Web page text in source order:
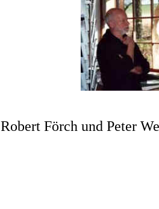
Robert Förch und Peter